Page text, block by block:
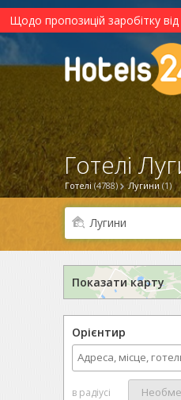
Щодо пропозицій заробітку
Готелі (4788) Лугини (1)
Готелі
Показати карту
Орієнтир
в радіусі